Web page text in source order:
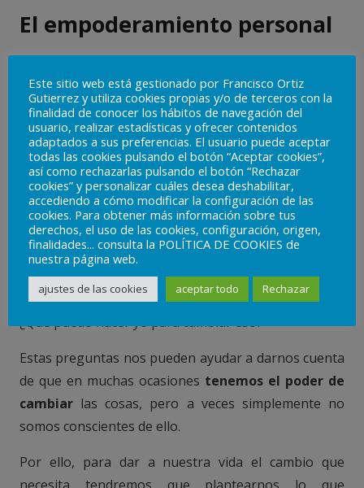
El empoderamiento personal
oansiedadpor uno u otro motivo, a veces tendemos
a adquirir unaactitud victimista. Esto hace que
ignoremos voluntaria o involuntariamente nuestra
capacidad para cambiarla, lo que nos permite
quejarnos de forma continua sin tener ningún tipo
de remordimiento por hacerlo.
Es en estos casos cuando debemos parar y
plantearnos una serie de
¿Cómo estoy ahora?, ¿Qué me gustaría cambiar?,
¿Qué puedo hacer yo para cambiar eso?
Estas preguntas nos pueden ayudar a darnos cuenta
de que en muchas ocasiones tenemos el poder de
cambiar las cosas, pero a veces simplemente no
somos conscientes de ello.
Por ello, para dar a nuestra vida el cambio que
Este sitio web está gestionado por Francisco Ortiz
Gutierrez y utiliza cookies propias y/o de terceros con la
finalidad de conocer los hábitos de navegación del
usuario, realizar estadísticas y ofrecer contenidos
adaptados a sus preferencias. El usuario puede aceptar
todas las cookies pulsando el botón “Aceptar cookies”,
así como rechazarlas pulsando el botón “Rechazar
cookies” y personalizar cuáles desea deshabilitar,
accediendo a cómo modificar la configuración de las
cookies. Para obtener más información sobre tus
derechos, el uso de las cookies, configuración, origen,
finalidades... consulta la POLÍTICA DE COOKIES de
nuestra página web.
ajustes de las cookies aceptar todo Rechazar